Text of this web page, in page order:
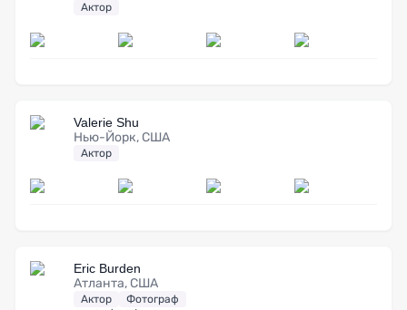
Актор
Valerie Shu
Нью-Йорк, США
Актор
Eric Burden
Атланта, США
Актор Фотограф